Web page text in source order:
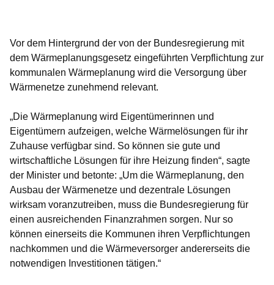
Vor dem Hintergrund der von der Bundesregierung mit
dem Wärmeplanungsgesetz eingeführten Verpflichtung zur
kommunalen Wärmeplanung wird die Versorgung über
Wärmenetze zunehmend relevant.
„Die Wärmeplanung wird Eigentümerinnen und
Eigentümern aufzeigen, welche Wärmelösungen für ihr
Zuhause verfügbar sind. So können sie gute und
wirtschaftliche Lösungen für ihre Heizung finden“, sagte
der Minister und betonte: „Um die Wärmeplanung, den
Ausbau der Wärmenetze und dezentrale Lösungen
wirksam voranzutreiben, muss die Bundesregierung für
einen ausreichenden Finanzrahmen sorgen. Nur so
können einerseits die Kommunen ihren Verpflichtungen
nachkommen und die Wärmeversorger andererseits die
notwendigen Investitionen tätigen.“